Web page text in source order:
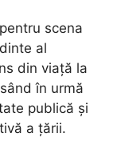
scena
al
din viață la
în urmă
publică și
a țării.